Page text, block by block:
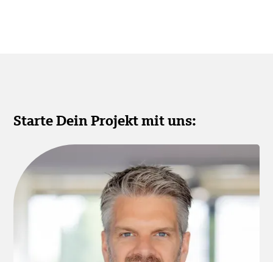
Starte Dein Projekt mit uns: